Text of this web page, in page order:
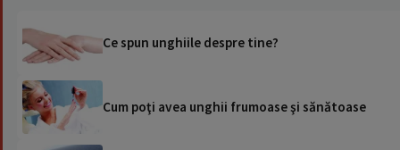
Ce spun unghiile despre tine?
Cum poţi avea unghii frumoase şi sănătoase